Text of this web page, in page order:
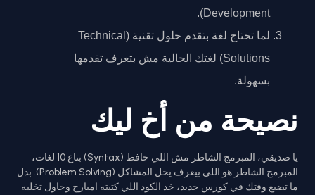
Development).
لما تحتاج لغة بتقدم حلول تقنية (Technical
Solutions) لغتك الحالية مش بتعرف تقدمها
بسهولة.
نصيحة من أخ ليك
يا صديقي، المبرمج الشاطر مش اللي حافظ (Syntax) بتاع 10 لغات،
المبرمج الشاطر هو اللي بيعرف يحل المشاكل (Problem Solving). بدل
ما تضيع وقتك في كورس جديد، خد الكود اللي كتبته امبارح وحاول تخليه